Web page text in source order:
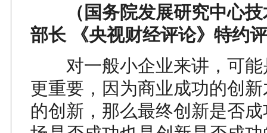
（国务院发展研究中心技
部长 《央视财经评论》特约
对一般小企业来讲，可能
更重要，因为商业成功的创
的创新，那么最终创新是否